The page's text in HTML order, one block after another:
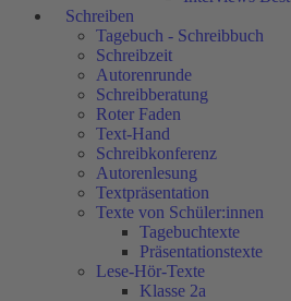
Schreiben
Tagebuch - Schreibbuch
Schreibzeit
Autorenrunde
Schreibberatung
Roter Faden
Text-Hand
Schreibkonferenz
Autorenlesung
Textpräsentation
Texte von Schüler:innen
Tagebuchtexte
Präsentationstexte
Lese-Hör-Texte
Klasse 2a